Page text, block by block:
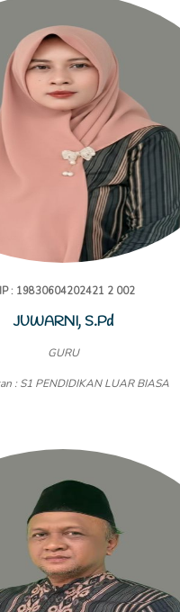
: 19830604202421 2 002
JUWARNI, S.Pd
GURU
: S1 PENDIDIKAN LUAR BIASA